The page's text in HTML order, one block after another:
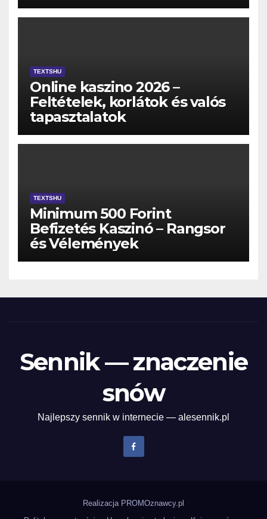
TEXTSHU
Online kaszino 2026 –
Feltételek, korlátok és valós
tapasztalatok
TEXTSHU
Minimum 500 Forint
Befizetés Kaszinó – Rangsor
és Vélemények
Sennik — znaczenie
snów
Najlepszy sennik w internecie — alesennik.pl
Realizacja PROMOznawcy.pl